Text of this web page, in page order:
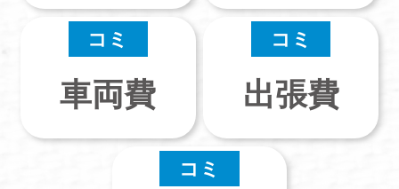
コミ
車両費
コミ
出張費
コミ